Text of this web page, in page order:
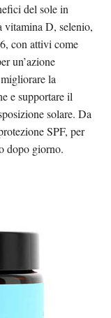
del sole in
vitamina D, selenio,
con attivi come
un’azione
la
e supportare il
solare. Da
SPF, per
dopo giorno.